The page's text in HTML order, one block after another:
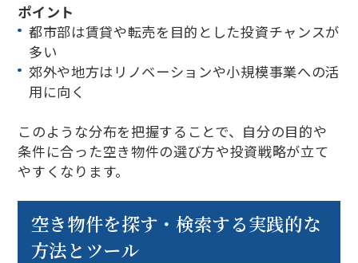
ポイント
都市部は賃貸や転売を目的とした投資チャンスが
多い
郊外や地方はリノベーションや小規模事業への活
用に向く
このような分布を把握することで、自分の目的や
条件に合った空き物件の選び方や投資戦略が立て
やすくなります。
空き物件を探す・検索する実践的な
方法とツール